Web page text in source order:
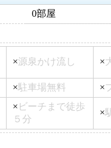
0部屋
×源泉かけ流し ×
×駐車場無料 ×
× ビーチまで徒歩
５分
×